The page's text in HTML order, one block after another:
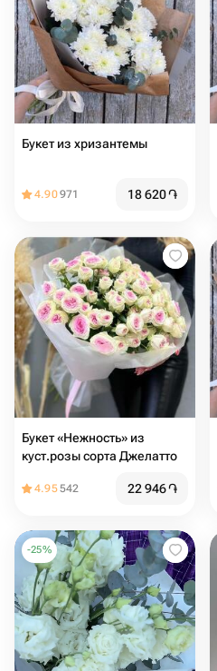
Букет из хризантемы
4.90971 18 620֏
Букет «Нежность» из
куст.розы сорта Джелатто
4.95542 22 946֏
-25%